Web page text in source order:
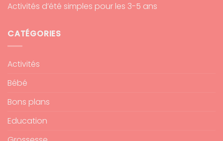
Activités d’été simples pour les 3-5 ans
CATÉGORIES
Activités
Bébé
Bons plans
Education